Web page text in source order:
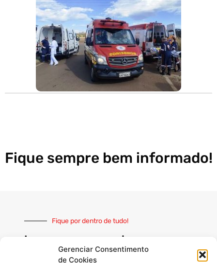
Gerenciar Consentimento
de Cookies
Fique sempre bem informado!
Fique por dentro de tudo!
Inscreva-se e receba nossas
notícias sempre atualizadas